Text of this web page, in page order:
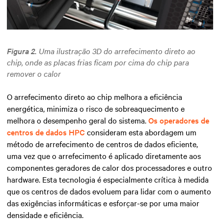
Figura 2. Uma ilustração 3D do arrefecimento direto ao
chip, onde as placas frias ficam por cima do chip para
remover o calor
O arrefecimento direto ao chip melhora a eficiência
energética, minimiza o risco de sobreaquecimento e
melhora o desempenho geral do sistema.Os operadores de
centros de dados HPC consideram esta abordagem um
método de arrefecimento de centros de dados eficiente,
uma vez que o arrefecimento é aplicado diretamente aos
componentes geradores de calor dos processadores e outro
hardware. Esta tecnologia é especialmente crítica à medida
que os centros de dados evoluem para lidar com o aumento
das exigências informáticas e esforçar-se por uma maior
densidade e eficiência.